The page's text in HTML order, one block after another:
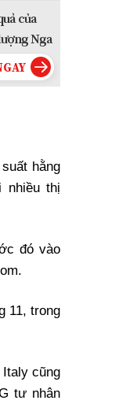
của
Nga
hằng
nhiều thị
đó vào
11, trong
cũng
tư nhân